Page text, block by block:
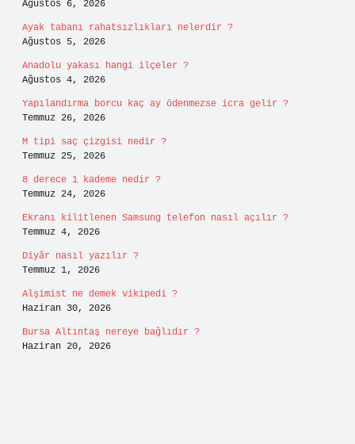
Ağustos 6, 2026
Ayak tabanı rahatsızlıkları nelerdir ?
Ağustos 5, 2026
Anadolu yakası hangi ilçeler ?
Ağustos 4, 2026
Yapılandırma borcu kaç ay ödenmezse icra gelir ?
Temmuz 26, 2026
M tipi saç çizgisi nedir ?
Temmuz 25, 2026
8 derece 1 kademe nedir ?
Temmuz 24, 2026
Ekranı kilitlenen Samsung telefon nasıl açılır ?
Temmuz 4, 2026
Diyâr nasıl yazılır ?
Temmuz 1, 2026
Alşimist ne demek vikipedi ?
Haziran 30, 2026
Bursa Altıntaş nereye bağlıdır ?
Haziran 20, 2026